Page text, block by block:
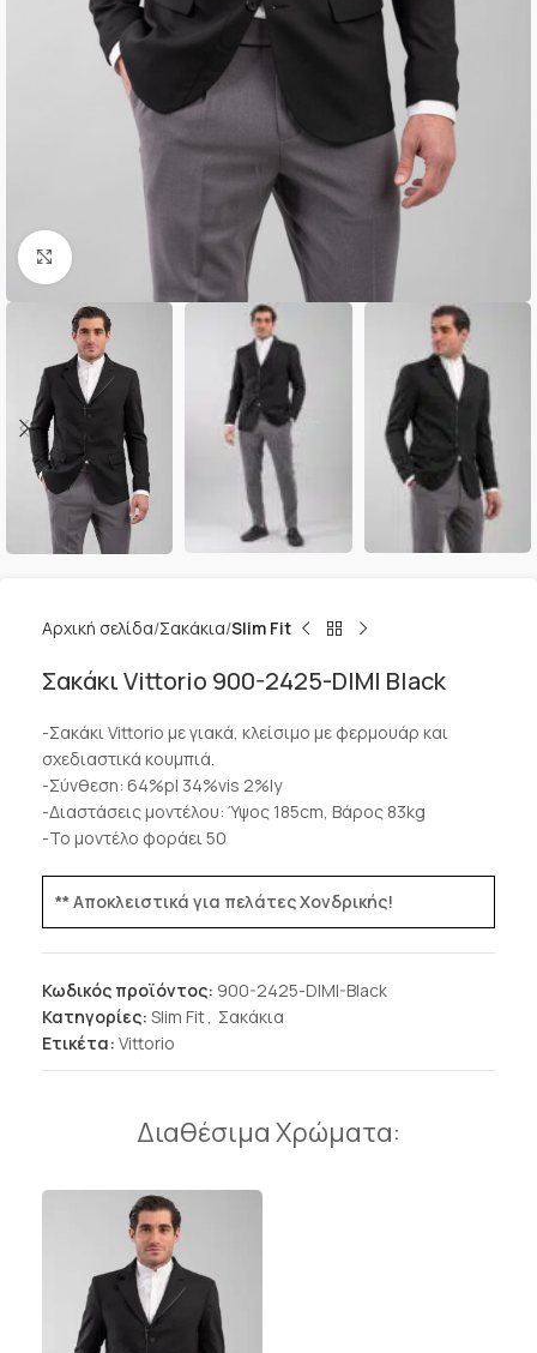
Κλικ για μεγέθυνση
Αρχική σελίδα Σακάκια Slim Fit
Σακάκι Vittorio 900-2425-DIMI Black
-Σακάκι Vittorio με γιακά, κλείσιμο με φερμουάρ και
σχεδιαστικά κουμπιά.
-Σύνθεση: 64%pl 34%vis 2%ly
-Διαστάσεις μοντέλου: Ύψος 185cm, Βάρος 83kg
-Το μοντέλο φοράει 50
** Αποκλειστικά για πελάτες Χονδρικής!
Κωδικός προϊόντος: 900-2425-DIMI-Black
Κατηγορίες: Slim Fit, Σακάκια
Ετικέτα: Vittorio
Διαθέσιμα Χρώματα: